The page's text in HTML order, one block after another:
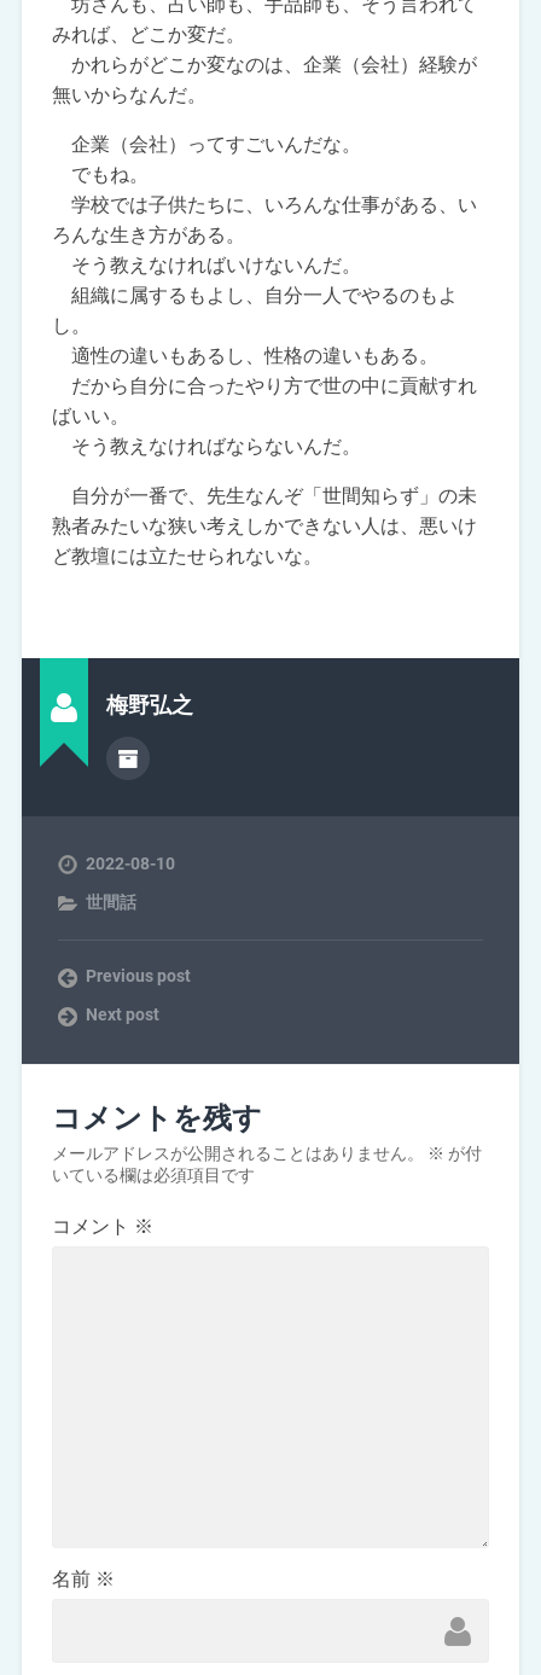
みれば、どこか変だ。
かれらがどこか変なのは、企業（会社）経験が
無いからなんだ。
企業（会社）ってすごいんだな。
でもね。
学校では子供たちに、いろんな仕事がある、い
ろんな生き方がある。
そう教えなければいけないんだ。
組織に属するもよし、自分一人でやるのもよ
し。
適性の違いもあるし、性格の違いもある。
だから自分に合ったやり方で世の中に貢献すれ
ばいい。
そう教えなければならないんだ。
自分が一番で、先生なんぞ「世間知らず」の未
熟者みたいな狭い考えしかできない人は、悪いけ
ど教壇には立たせられないな。
梅野弘之
2022-08-10
世間話
Previous post
Next post
コメントを残す
メールアドレスが公開されることはありません。 ※ が付
いている欄は必須項目です
コメント ※
名前 ※